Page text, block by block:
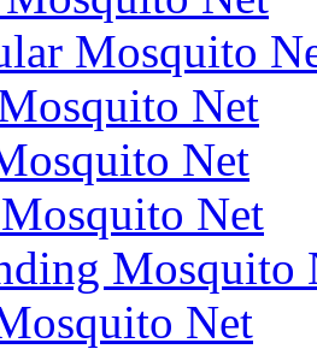
Mosquito
Net
Net
Net
Mosquito
Net